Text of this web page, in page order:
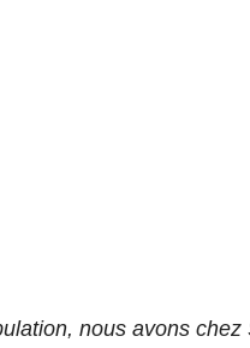
nous avons